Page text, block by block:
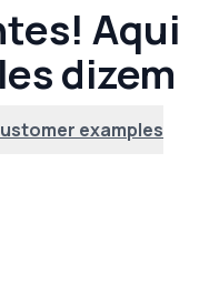
Aqui
dizem
examples